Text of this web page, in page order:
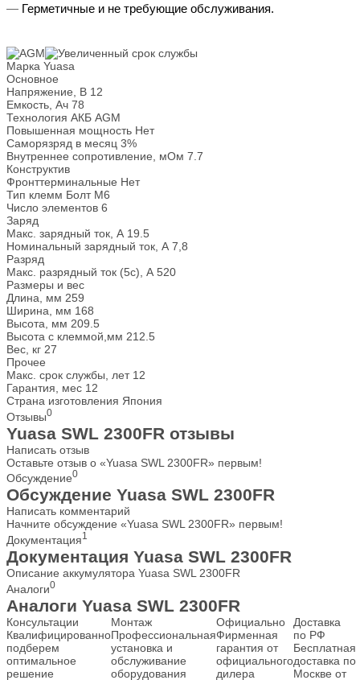
Герметичные и не требующие обслуживания.
Марка Yuasa
Основное
Напряжение, В 12
Емкость, Ач 78
Технология АКБ AGM
Повышенная мощность Нет
Саморязряд в месяц 3%
Внутреннее сопротивление, мОм 7.7
Конструктив
Фронттерминальные Нет
Тип клемм Болт М6
Число элементов 6
Заряд
Макс. зарядный ток, А 19.5
Номинальный зарядный ток, А 7,8
Разряд
Макс. разрядный ток (5с), А 520
Размеры и вес
Длина, мм 259
Ширина, мм 168
Высота, мм 209.5
Высота с клеммой,мм 212.5
Вес, кг 27
Прочее
Макс. срок службы, лет 12
Гарантия, мес 12
Страна изготовления Япония
Отзывы0
Yuasa SWL 2300FR отзывы
Написать отзыв
Оставьте отзыв о «Yuasa SWL 2300FR» первым!
Обсуждение0
Обсуждение Yuasa SWL 2300FR
Написать комментарий
Начните обсуждение «Yuasa SWL 2300FR» первым!
Документация1
Документация Yuasa SWL 2300FR
Описание аккумулятора Yuasa SWL 2300FR
Аналоги0
Аналоги Yuasa SWL 2300FR
Консультации
Квалифицированно
подберем
оптимальное
решение
Монтаж
Профессиональная
установка и
обслуживание
оборудования
Официально
Фирменная
гарантия от
официального
дилера
Доставка
по РФ
Бесплатная
доставка по
Москве от